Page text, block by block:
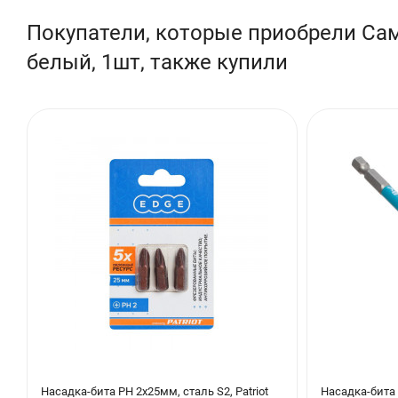
Покупатели, которые приобрели
белый, 1шт, также купили
Насадка-бита PH 2х25мм, сталь S2, Patriot
Насадка-